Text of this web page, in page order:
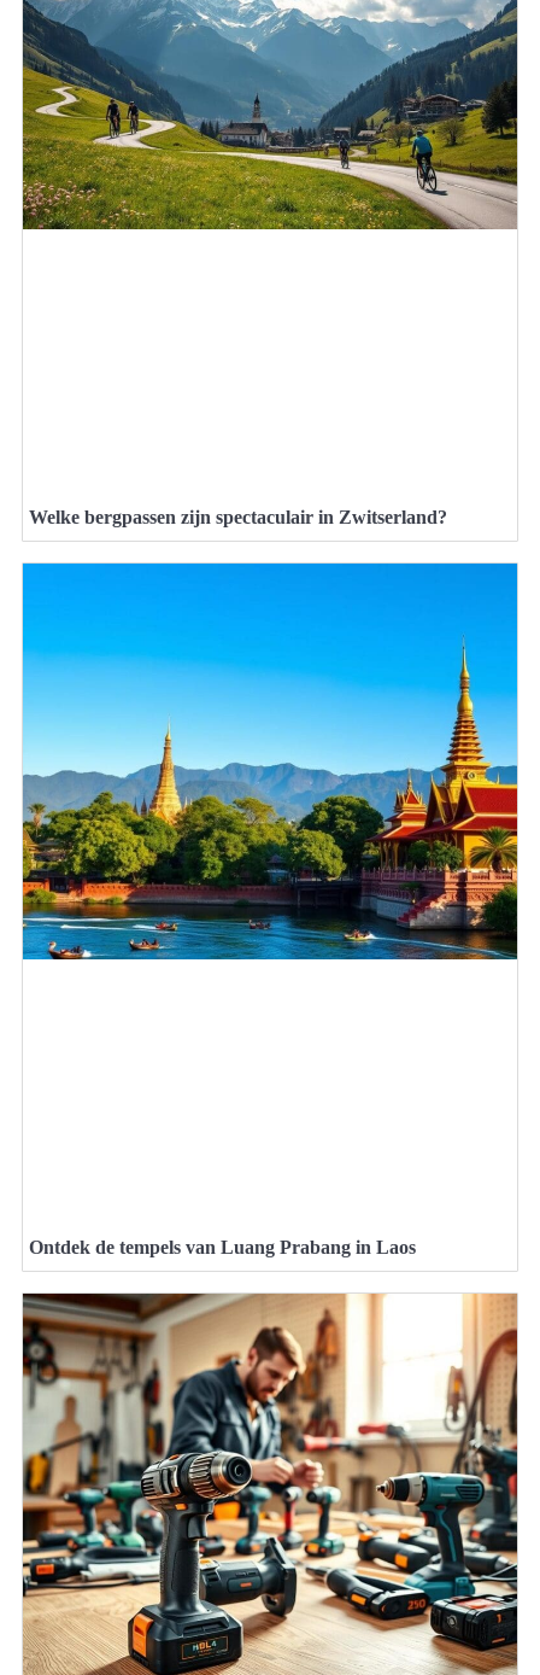
Welke bergpassen zijn spectaculair in Zwitserland?
Ontdek de tempels van Luang Prabang in Laos